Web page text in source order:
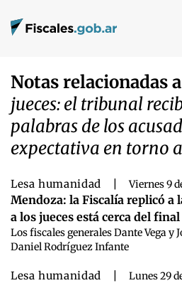
Notas relacionadas a
jueces: el tribunal
palabras de los
expectativa en torno
Lesa humanidad Viernes 9
Mendoza: la Fiscalía replicó a
a los jueces está cerca del final
Los fiscales generales Dante Vega y
Daniel Rodríguez Infante
Lesa humanidad Lunes 29